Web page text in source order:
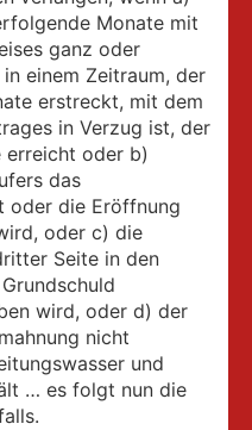
Monate mit
ganz oder
einem Zeitraum, der
erstreckt, mit dem
in Verzug ist, der
erreicht oder b)
das
oder die Eröffnung
oder c) die
Seite in den
wird, oder d) der
nicht
und
… es folgt nun die